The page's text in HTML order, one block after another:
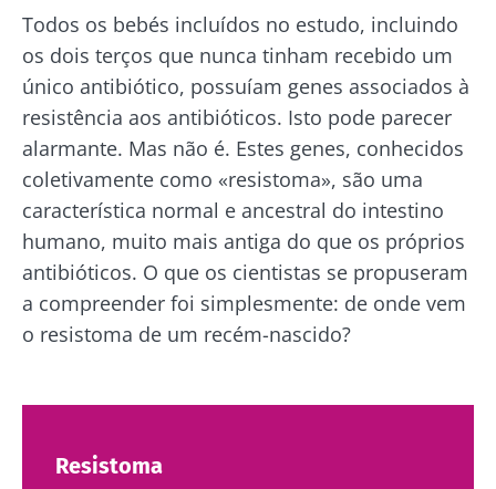
Todos os bebés incluídos no estudo, incluindo
os dois terços que nunca tinham recebido um
único antibiótico, possuíam genes associados à
resistência aos antibióticos. Isto pode parecer
alarmante. Mas não é. Estes genes, conhecidos
coletivamente como «resistoma», são uma
característica normal e ancestral do intestino
humano, muito mais antiga do que os próprios
antibióticos. O que os cientistas se propuseram
a compreender foi simplesmente: de onde vem
o resistoma de um recém-nascido?
Resistoma
naturalmente
rico em
microrganismos
vivos, o kefir
vem conq...
Descubra mais
queijo
fresco ou
produtos
lácteos têm
um ponto
em comum:
são
excelentes
para a...
Descubra
mais
uma
explorar
Ler o